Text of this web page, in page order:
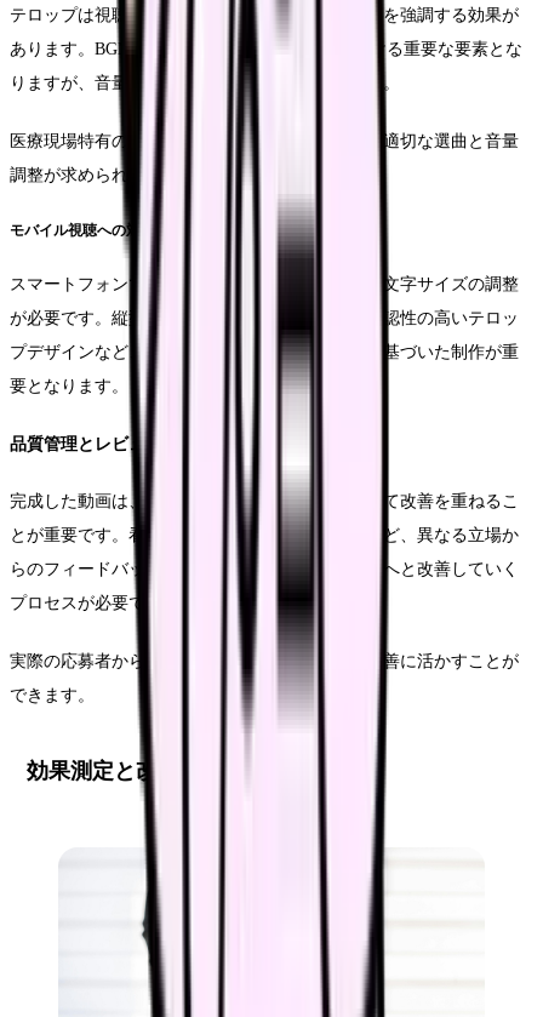
テロップは視聴者の理解を助け、重要なポイントを強調する効果が
あります。BGMの選択も視聴者の感情に働きかける重要な要素とな
りますが、音量バランスには特に注意が必要です。
医療現場特有の静謐な雰囲気を損なわないよう、適切な選曲と音量
調整が求められます。
モバイル視聴への対応
スマートフォンでの視聴を前提とした画面構成や文字サイズの調整
が必要です。縦型動画フォーマットの採用や、視認性の高いテロッ
プデザインなど、モバイルファーストの考え方に基づいた制作が重
要となります。
品質管理とレビュー体制
完成した動画は、複数の視点からのレビューを経て改善を重ねるこ
とが重要です。看護部門、人事部門、広報部門など、異なる立場か
らのフィードバックを収集し、より効果的な内容へと改善していく
プロセスが必要です。
実際の応募者からのフィードバックも、動画の改善に活かすことが
できます。
効果測定と改善策